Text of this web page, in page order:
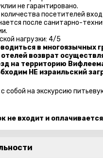
не гарантировано.
посетителей
после санитарно-
нагрузки: 4/5
в многоязычных
возврат
на территорию
НЕ израильский
с собой на экскурсию
не входит и